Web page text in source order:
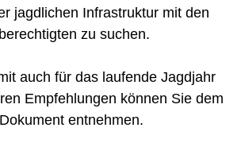
jagdlichen Infrastruktur mit den
zu suchen.
auch für das laufende Jagdjahr
Empfehlungen können Sie dem
entnehmen.